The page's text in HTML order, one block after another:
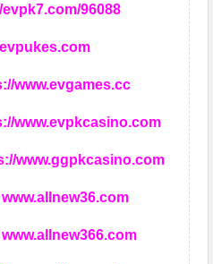
evpk7.com/96088
www.evgames.cc
www.evpkcasino.com
www.ggpkcasino.com
www.allnew36.com
www.allnew366.com